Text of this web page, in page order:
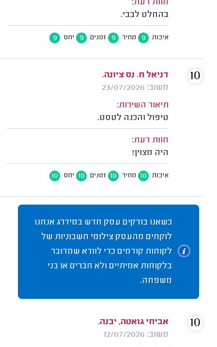
חוות דעת:
בהחלט לבבי.
איכות 9 מחיר 9 זמנים 9 יחס 9
דניאל ח. נס ציונה.
משוב: 23/07/2026
תיאור השירות:
טיפול והכנה לטסט.
חוות דעת:
היה מצוין!
איכות 10 מחיר 10 זמנים 10 יחס 10
10
כשאנו בודקים עסק חדש במידרג אנחנו
לוקחים מהעסק צילומי חשבוניות של
לקוחות קודמים כדי לוודא שמדובר
בלקוחות אמיתיים ולא חברים או בני
משפחה.
אביחי גואטה, יבנה.
משוב: 12/07/2026
10